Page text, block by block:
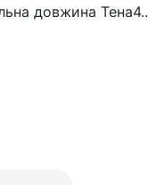
довжина Тена4..